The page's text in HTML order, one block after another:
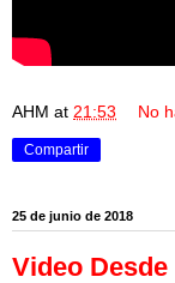
AHM at 21:53 No
Compartir
25 de junio de 2018
Video